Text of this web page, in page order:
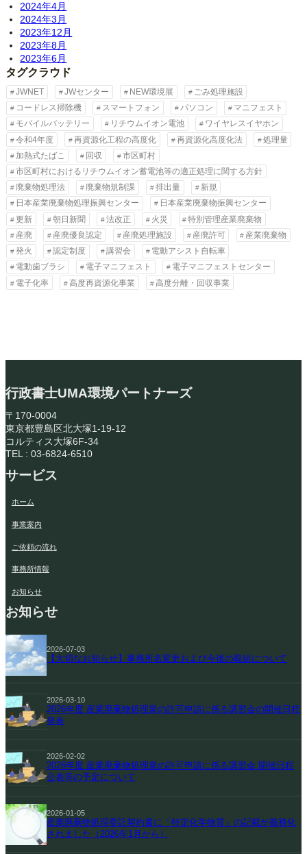
2024年4月
2024年3月
2023年12月
2023年8月
2023年6月
タグクラウド
JWNET JWセンター NEW環境展
ごみ処理施設
コードレス掃除機
スマートフォン パソコン
マニフェスト
モバイルバッテリー
リチウムイオン電池
ワイヤレスイヤホン
令和4年度
再資源化工程の高度化 再資源化高度化法
処理量
加熱式たばこ
回収
市区町村
市区町村におけるリチウムイオン蓄電池等の適正処理に関する方針
廃棄物処理法
廃棄物規制課 排出量
新規
日本産業廃棄物処理振興センター
日本産業廃棄物振興センター
更新
朝日新聞 法改正 火災
特別管理産業廃棄物
産廃
産廃優良認定 産廃処理施設 産廃許可
産業廃棄物
発火
認定制度 講習会
電動アシスト自転車
電動歯ブラシ
電子マニフェスト
電子マニフェストセンター
電子化率
高度再資源化事業 高度分離・回収事業
行政書士UMA環境パートナーズ
〒170-0004
東京都豊島区北大塚1-19-12
コルティス大塚6F-34
TEL : 03-6824-6510
サービス
ホーム
事業案内
ご依頼の流れ
事務所情報
お知らせ
お知らせ
2026-07-03
【大切なお知らせ】事務所名変更および今後の取組について
2026-03-10
2026年度 産業廃棄物処理業の許可申請に係る講習会の開催日程
発表
2026-02-02
2026年度 産業廃棄物処理業の許可申請に係る講習会 開催日程
公表等の予定について
2026-01-05
産業廃棄物処理委託契約書に「特定化学物質」の記載が義務化
されました（2026年1月から）